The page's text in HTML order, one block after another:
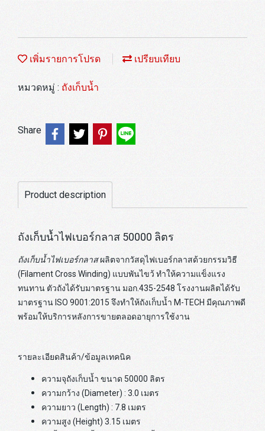
เพิ่มรายการโปรด เปรียบเทียบ
หมวดหมู่ : ถังเก็บน้ำ
Share
Product description
ถังเก็บน้ำไฟเบอร์กลาส 50000 ลิตร
ถังเก็บน้ำไฟเบอร์กลาสผลิตจากวัสดุไฟเบอร์กลาสด้วยกรรมวิธี
(Filament Cross Winding) แบบพันไขว้ ทำให้ความแข็งแรง
ทนทาน ตัวถังได้รับมาตรฐาน มอก.435-2548 โรงงานผลิตได้รับ
มาตรฐาน ISO 9001:2015 จึงทำให้ถังเก็บน้ำ M-TECH มีคุณภาพดี
พร้อมให้บริการหลังการขายตลอดอายุการใช้งาน
รายละเอียดสินค้า/ข้อมูลเทคนิค
ความจุถังเก็บน้ำ ขนาด 50000 ลิตร
ความกว้าง (Diameter) : 3.0 เมตร
ความยาว (Length) : 7.8 เมตร
ความสูง (Height) 3.15 เมตร